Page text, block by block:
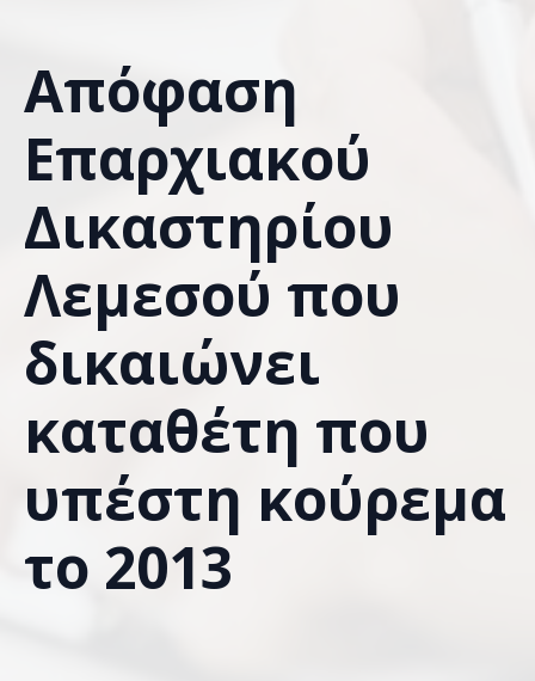
Απόφαση
Επαρχιακού
Δικαστηρίου
Λεμεσού που
δικαιώνει
καταθέτη που
υπέστη κούρεμα
το 2013